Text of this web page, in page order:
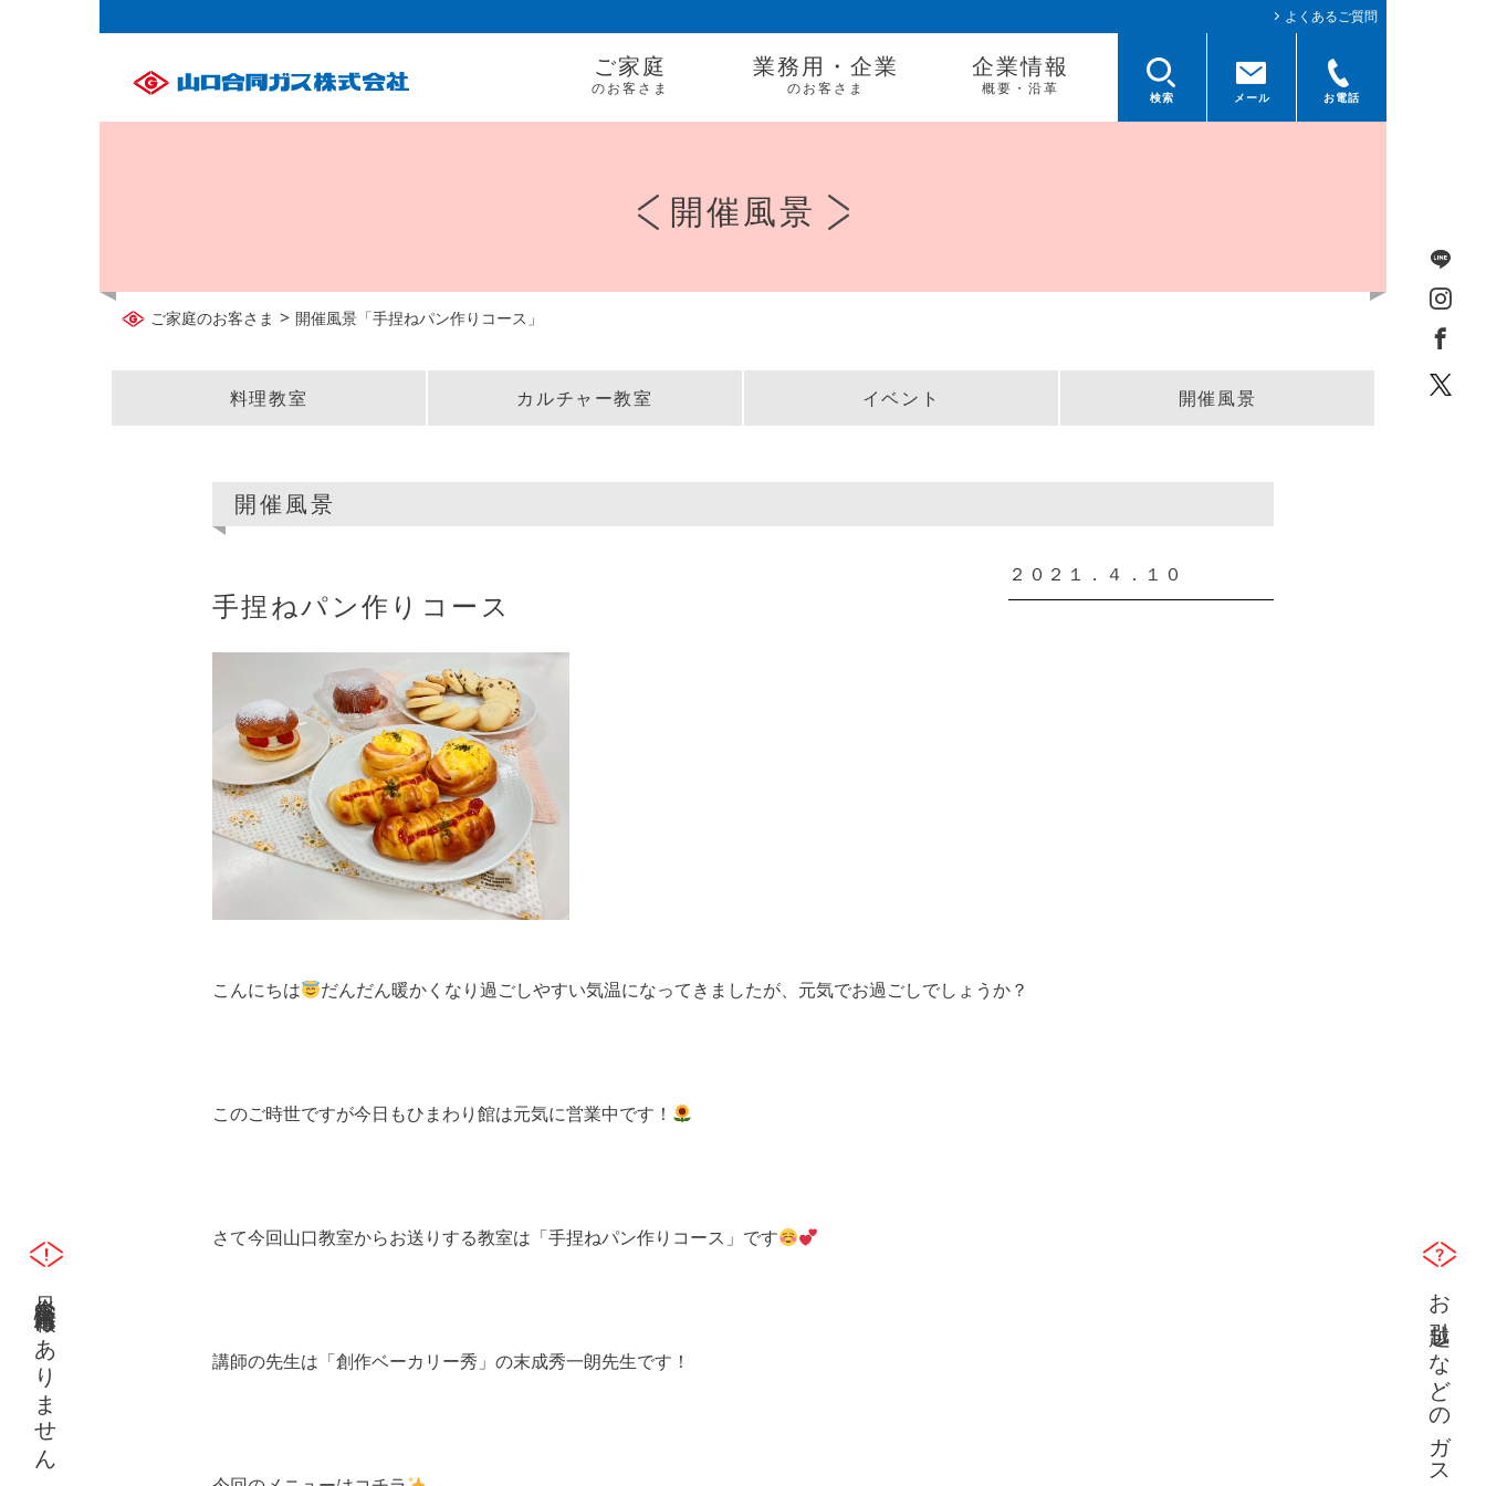
よくあるご質問
ご家庭
のお客さま
業務用・企業
のお客さま
企業情報
概要・沿革 検索 メール お電話
お引越しなどのガス開栓及び中止
只今災害緊急情報はありません
開催風景
ご家庭のお客さま > 開催風景「手捏ねパン作りコース」
料理教室 カルチャー教室 イベント 開催風景
開催風景
手捏ねパン作りコース
２０２１．４．１０
こんにちは だんだん暖かくなり過ごしやすい気温になってきましたが、元気でお過ごしでしょうか？
このご時世ですが今日もひまわり館は元気に営業中です！
さて今回山口教室からお送りする教室は「手捏ねパン作りコース」です
講師の先生は「創作ベーカリー秀」の末成秀一朗先生です！